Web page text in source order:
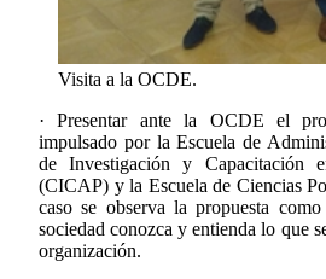
Visita a la OCDE.
· Presentar ante la OCDE el
impulsado por la Escuela de
de Investigación y Capacitación
(CICAP) y la Escuela de Ciencias
caso se observa la propuesta
sociedad conozca y entienda lo que
organización.